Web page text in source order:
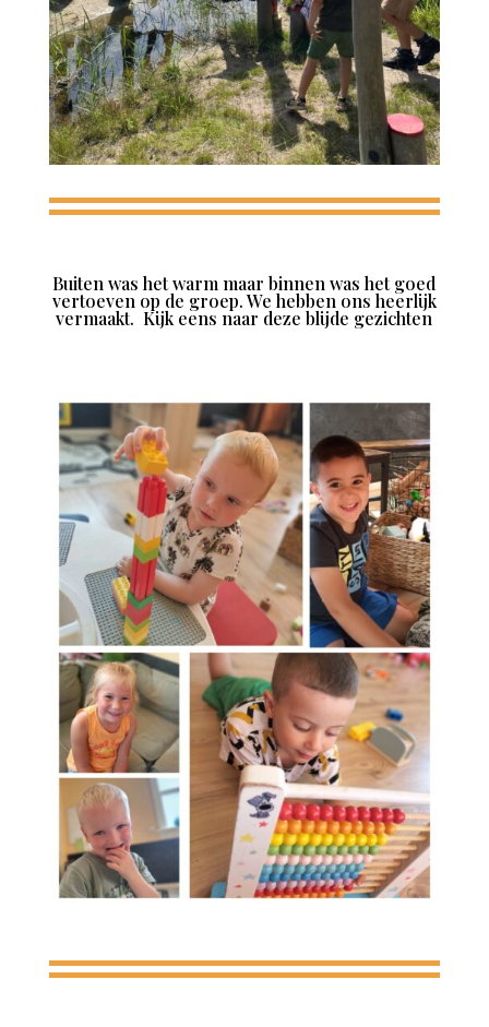
Buiten was het warm maar binnen was het goed
vertoeven op de groep. We hebben ons heerlijk
vermaakt. Kijk eens naar deze blijde gezichten